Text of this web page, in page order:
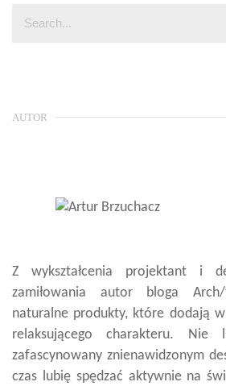
AUTOR
Z wykształcenia projektant i
zamiłowania autor bloga
naturalne produkty, które dodają
relaksującego charakteru. Nie
zafascynowany znienawidzonym
czas lubię spędzać aktywnie na